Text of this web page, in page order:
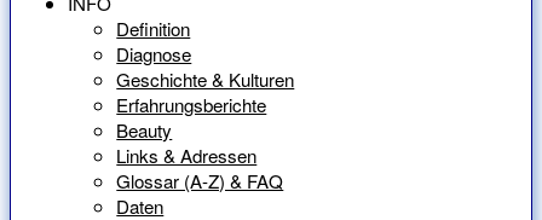
Definition
Diagnose
Geschichte & Kulturen
Erfahrungsberichte
Beauty
Links & Adressen
Glossar (A-Z) & FAQ
Daten